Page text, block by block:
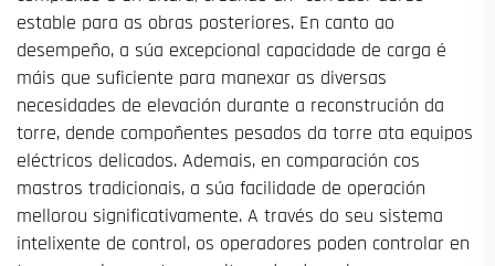
estable para as obras posteriores. En canto ao
desempeño, a súa excepcional capacidade de carga é
máis que suficiente para manexar as diversas
necesidades de elevación durante a reconstrución da
torre, dende compoñentes pesados da torre ata equipos
eléctricos delicados. Ademais, en comparación cos
mastros tradicionais, a súa facilidade de operación
mellorou significativamente. A través do seu sistema
intelixente de control, os operadores poden controlar en